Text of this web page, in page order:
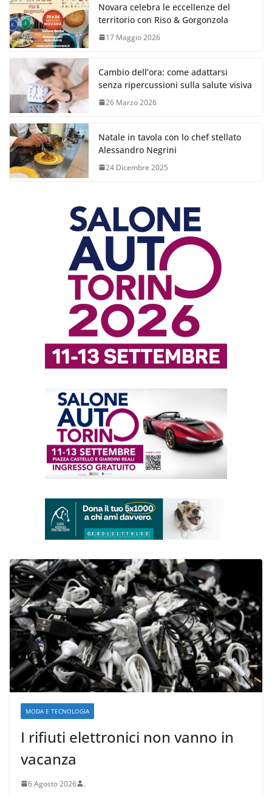
Novara celebra le eccellenze del
territorio con Riso & Gorgonzola
17 Maggio 2026
Cambio dell’ora: come adattarsi
senza ripercussioni sulla salute visiva
26 Marzo 2026
Natale in tavola con lo chef stellato
Alessandro Negrini
24 Dicembre 2025
MODA E TECNOLOGIA
I rifiuti elettronici non vanno in
vacanza
6 Agosto 2026 .